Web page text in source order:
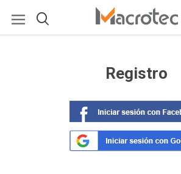
Registro